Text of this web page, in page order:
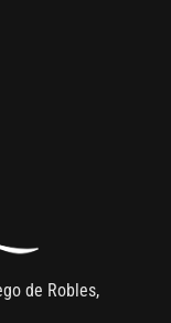
de Robles,